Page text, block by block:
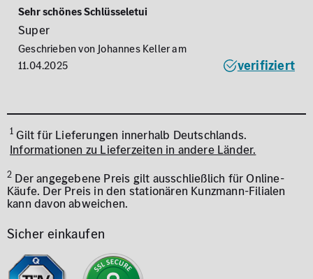
Sehr schönes Schlüsseletui
Super
Geschrieben von Johannes Keller am
11.04.2025
verifiziert
1 Gilt für Lieferungen innerhalb Deutschlands.
Informationen zu Lieferzeiten in andere Länder.
2 Der angegebene Preis gilt ausschließlich für Online-
Käufe. Der Preis in den stationären Kunzmann-Filialen
kann davon abweichen.
Sicher einkaufen